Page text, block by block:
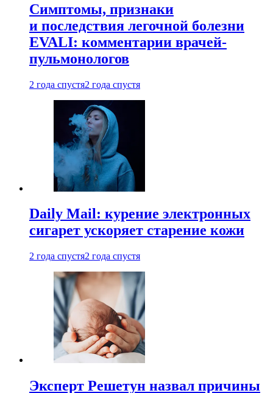
Симптомы, признаки
и последствия легочной болезни
EVALI: комментарии врачей-
пульмонологов
2 года спустя2 года спустя
Daily Mail: курение электронных
сигарет ускоряет старение кожи
2 года спустя2 года спустя
Эксперт Решетун назвал причины